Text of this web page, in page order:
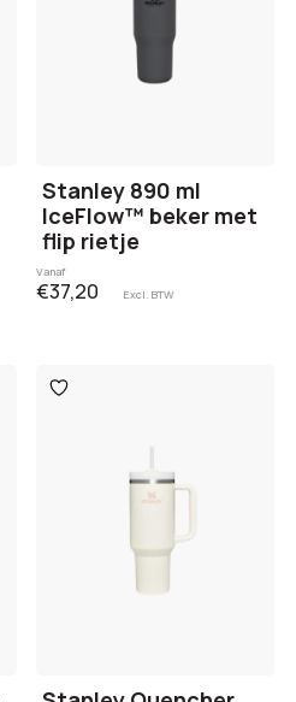
Stanley 890 ml
IceFlow™ beker met
flip rietje
Vanaf
€37,20 Excl. BTW
Toevoegen
aan